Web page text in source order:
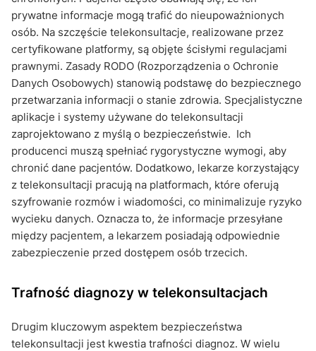
prywatne informacje mogą trafić do nieupoważnionych
osób. Na szczęście telekonsultacje, realizowane przez
certyfikowane platformy, są objęte ścisłymi regulacjami
prawnymi. Zasady RODO (Rozporządzenia o Ochronie
Danych Osobowych) stanowią podstawę do bezpiecznego
przetwarzania informacji o stanie zdrowia. Specjalistyczne
aplikacje i systemy używane do telekonsultacji
zaprojektowano z myślą o bezpieczeństwie. Ich
producenci muszą spełniać rygorystyczne wymogi, aby
chronić dane pacjentów. Dodatkowo, lekarze korzystający
z telekonsultacji pracują na platformach, które oferują
szyfrowanie rozmów i wiadomości, co minimalizuje ryzyko
wycieku danych. Oznacza to, że informacje przesyłane
między pacjentem, a lekarzem posiadają odpowiednie
zabezpieczenie przed dostępem osób trzecich.
Trafność diagnozy w telekonsultacjach
Drugim kluczowym aspektem bezpieczeństwa
telekonsultacji jest kwestia trafności diagnoz. W wielu